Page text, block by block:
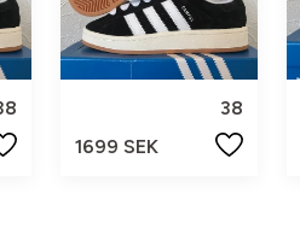
38
1699 SEK